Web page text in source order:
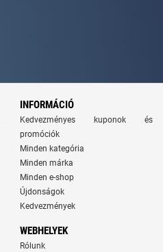
INFORMÁCIÓ
Kedvezményes kuponok és
promóciók
Minden kategória
Minden márka
Minden e-shop
Újdonságok
Kedvezmények
WEBHELYEK
Rólunk